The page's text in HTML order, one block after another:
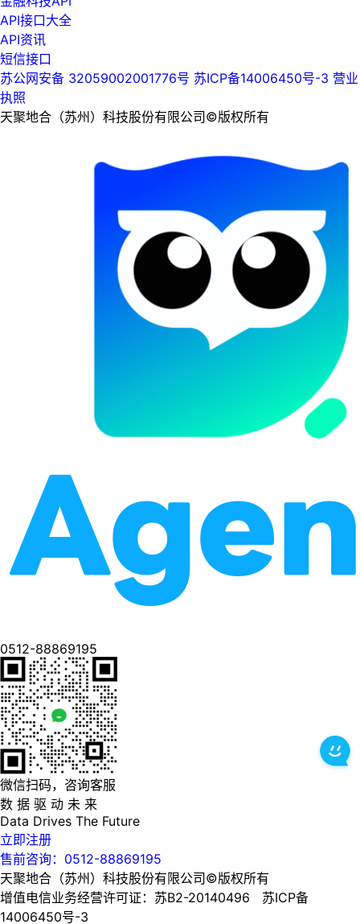
API接口大全
API资讯
短信接口
苏公网安备 32059002001776号 苏ICP备14006450号-3 营业
执照
天聚地合（苏州）科技股份有限公司©版权所有
0512-88869195
微信扫码，咨询客服
数 据 驱 动 未 来
Data Drives The Future
立即注册
售前咨询：0512-88869195
天聚地合（苏州）科技股份有限公司©版权所有
增值电信业务经营许可证：苏B2-20140496 苏ICP备
14006450号-3